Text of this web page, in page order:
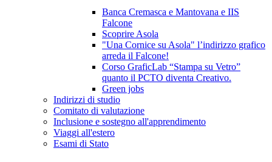
Banca Cremasca e Mantovana e IIS
Falcone
Scoprire Asola
"Una Cornice su Asola" l’indirizzo grafico
arreda il Falcone!
Corso GraficLab “Stampa su Vetro”
quanto il PCTO diventa Creativo.
Green jobs
Indirizzi di studio
Comitato di valutazione
Inclusione e sostegno all'apprendimento
Viaggi all'estero
Esami di Stato